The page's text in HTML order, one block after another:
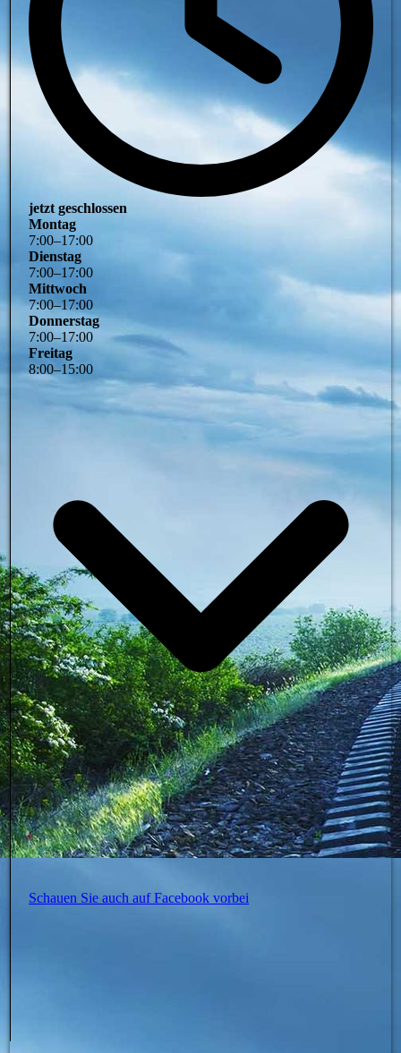
jetzt geschlossen
Montag
7:00–17:00
Dienstag
7:00–17:00
Mittwoch
7:00–17:00
Donnerstag
7:00–17:00
Freitag
8:00–15:00
Schauen Sie auch auf Facebook vorbei